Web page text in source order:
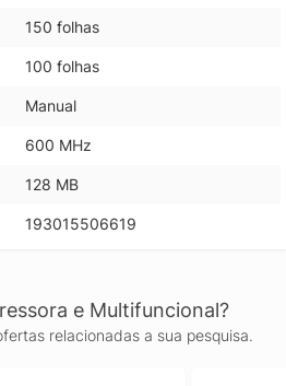
150 folhas
100 folhas
Manual
600 MHz
128 MB
193015506619
e Multifuncional?
relacionadas a sua pesquisa.